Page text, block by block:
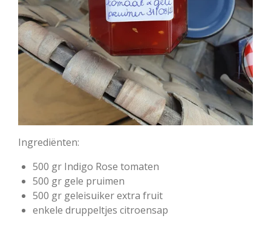
Ingrediënten:
500 gr Indigo Rose tomaten
500 gr gele pruimen
500 gr geleisuiker extra fruit
enkele druppeltjes citroensap